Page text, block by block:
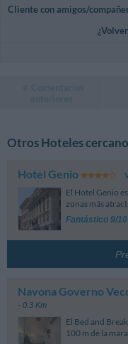
Cliente con amigos/
Otros Hoteles
Hotel Genio
El Hotel Genio
zonas más
Fantástico 9/10
Navona Governo
- 0.3 Km
El Bed and
100 m de la